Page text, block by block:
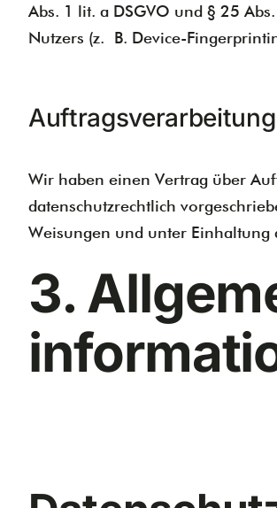
Abs. 1 lit. a DSGVO und § 25
Nutzers (z. B. Device-
Auftragsverarbeitung
Wir haben einen Vertrag über
datenschutzrechtlich
Weisungen und unter Einhaltung
3.